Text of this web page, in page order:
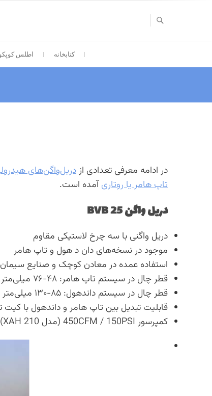
کتابخانه اطلس
در ادامه معرفی تعدادی ازدریل‌واگن‌های
تاپ هامر یا روتاریآمده است.
دریل واگن BVB 25
دریل واگنی با سه چرخ لاستیکی مقاوم
موجود در نسخه‌های دان د هول و تاپ هامر
استفاده عمده در معادن کوچک و صنایع سیمان
قطر چال در سیستم تاپ هامر: ۴۸-۷۶ میلی‌متر
قطر چال در سیستم داندهول: ۸۵-۱۳۰ میلی‌متر
قابلیت تبدیل بین تاپ هامر و داندهول با کیت
کمپرسور 450CFM / 150PSI (مدل XAH 210)